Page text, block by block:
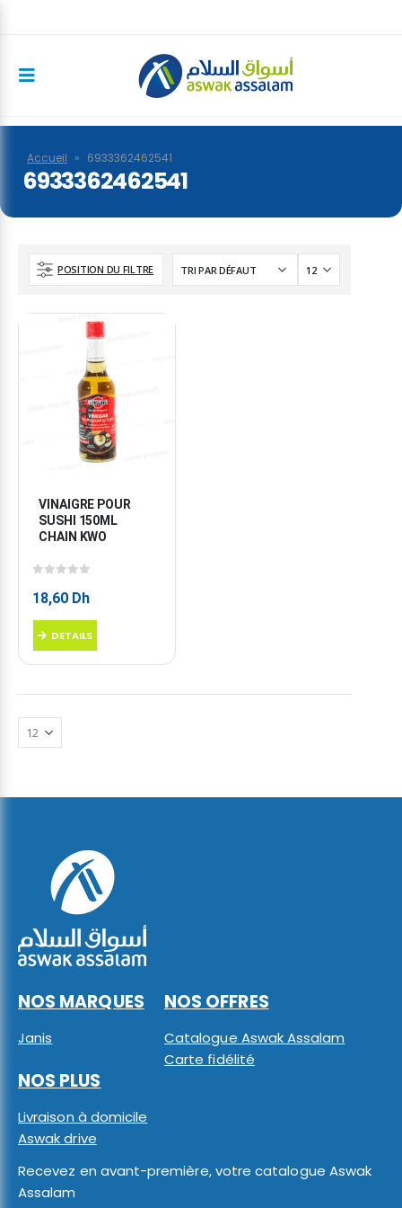
Accueil » 6933362462541
6933362462541
POSITION DU FILTRE
VINAIGRE POUR
SUSHI 150ML
CHAIN KWO
18,60 Dh
DETAILS
NOS MARQUES
Janis
NOS OFFRES
Catalogue Aswak Assalam
Carte fidélité
NOS PLUS
Livraison à domicile
Aswak drive
Recevez en avant-première, votre catalogue Aswak
Assalam